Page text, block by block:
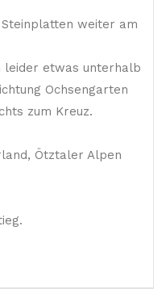
weiter am
leider etwas unterhalb
Ochsengarten
zum Kreuz.
Ötztaler Alpen